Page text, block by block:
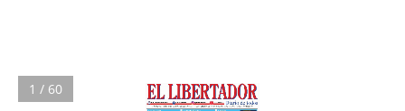
1 / 60